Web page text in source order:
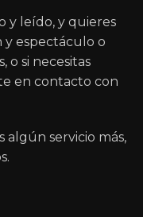
y leído, y quieres
y espectáculo o
o si necesitas
en contacto con
algún servicio más,